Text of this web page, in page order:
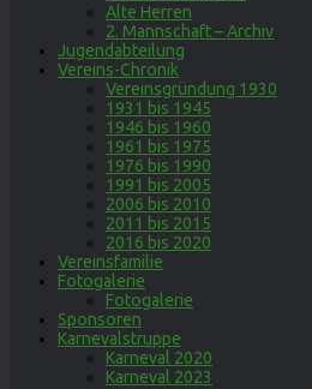
Alte Herren
2. Mannschaft – Archiv
Jugendabteilung
Vereins-Chronik
Vereinsgründung 1930
1931 bis 1945
1946 bis 1960
1961 bis 1975
1976 bis 1990
1991 bis 2005
2006 bis 2010
2011 bis 2015
2016 bis 2020
Vereinsfamilie
Fotogalerie
Fotogalerie
Sponsoren
Karnevalstruppe
Karneval 2020
Karneval 2023